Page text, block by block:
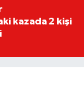
kazada 2 kişi